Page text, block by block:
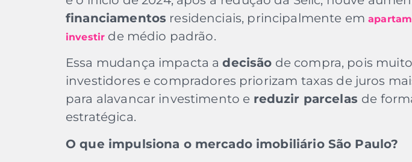
financiamentos residenciais, principalmente em
investir de médio padrão.
Essa mudança impacta adecisão de compra, pois
investidores e compradores priorizam taxas de juros
para alavancar investimento e reduzir parcelas de
estratégica.
O que impulsiona o mercado imobiliário São Paulo?